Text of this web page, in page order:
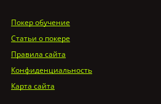
Покер обучение
Статьи о покере
Правила сайта
Конфиденциальность
Карта сайта